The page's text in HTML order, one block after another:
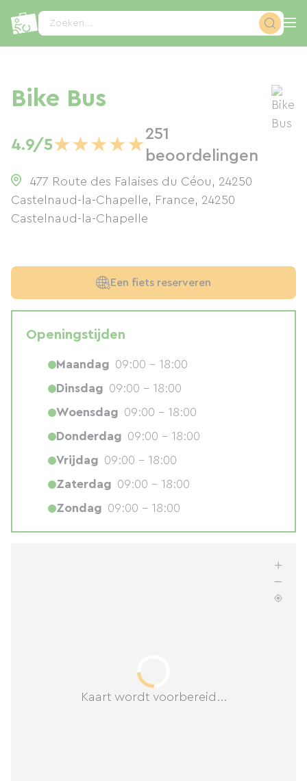
Zoeken...
Bike Bus
4.9/5★★★★★
251
beoordelingen
477 Route des Falaises du Céou, 24250
Castelnaud-la-Chapelle, France, 24250
Castelnaud-la-Chapelle
Kaart wordt voorbereid...
Een fiets reserveren
Openingstijden
Maandag 09:00 - 18:00
Dinsdag 09:00 - 18:00
Woensdag 09:00 - 18:00
Donderdag 09:00 - 18:00
Vrijdag 09:00 - 18:00
Zaterdag 09:00 - 18:00
Zondag 09:00 - 18:00
Cookies beheer paneel